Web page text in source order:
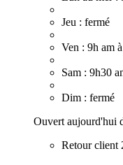
Jeu : fermé
Ven : 9h am
Sam : 9h30
Dim : fermé
Ouvert aujourd'hui
Retour client